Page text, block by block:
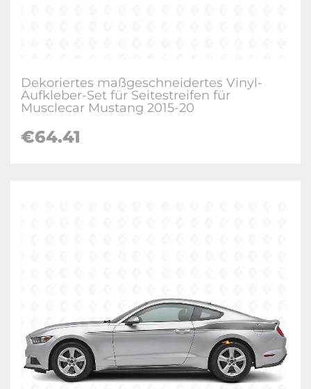
Dekoriertes maßgeschneidertes Vinyl-
Aufkleber-Set für Seitestreifen für
Musclecar Mustang 2015-20
€64.41